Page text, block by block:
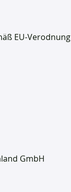
EU-Verodnung
GmbH